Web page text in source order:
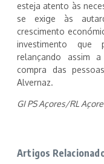
esteja atento às
se exige às
crescimento
investimento que
relançando assim
compra das
Alvernaz.
GI PS Açores/RL
Artigos